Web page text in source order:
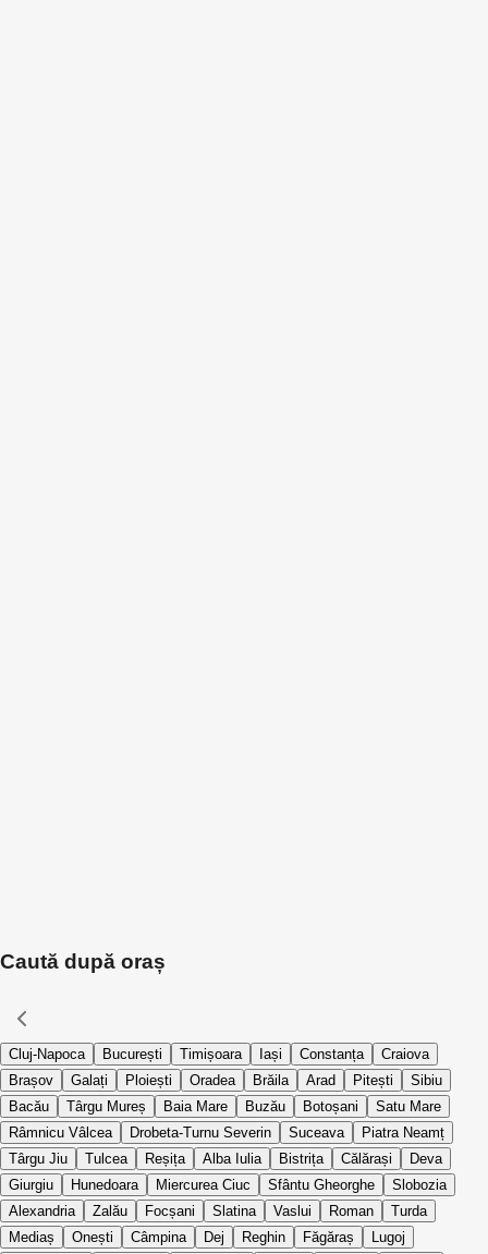
Caută după oraș
Cluj-Napoca București Timișoara Iași Constanța
Craiova
Brașov
Galați Ploiești Oradea Brăila Arad Pitești
Sibiu
Bacău
Târgu Mureș Baia Mare Buzău Botoșani
Satu Mare
Râmnicu Vâlcea
Drobeta-Turnu Severin Suceava
Piatra Neamț
Târgu Jiu
Tulcea Reșița Alba Iulia Bistrița Călărași
Deva
Giurgiu
Hunedoara Miercurea Ciuc Sfântu Gheorghe
Slobozia
Alexandria
Zalău Focșani Slatina Vaslui Roman
Turda
Mediaș
Onești Câmpina Dej Reghin Făgăraș
Lugoj